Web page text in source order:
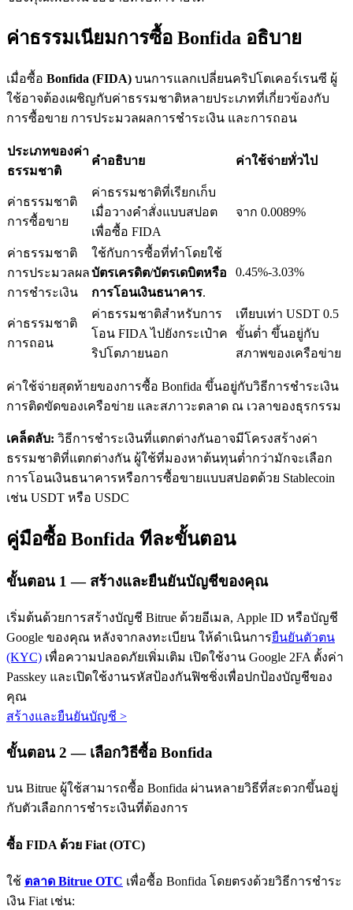
เงินกู้
บริการยืมเงินที่ได้รับการสนับสนุนจาก Crypto
ลงทุนอัตโนมัติ
คว้าผลกำไรระยะยาวและผลประโยชน์ที่ยืดหยุ่น
เรียนรู้ Staking
Bitrue AI
พันธมิตร Bitrue
พันธมิตร Bitrue
มากถึง 65% คอมมิชชั่น!
ค่าธรรมเนียมการซื้อ Bonfida อธิบาย
เมื่อซื้อ Bonfida (FIDA) บนการแลกเปลี่ยนคริปโตเคอร์เรนซี ผู้
ใช้อาจต้องเผชิญกับค่าธรรมชาติหลายประเภทที่เกี่ยวข้องกับ
การซื้อขาย การประมวลผลการชำระเงิน และการถอน
ประเภทของค่า
ธรรมชาติ
คำอธิบาย ค่าใช้จ่ายทั่วไป
ค่าธรรมชาติ
การซื้อขาย
ค่าธรรมชาติที่เรียกเก็บ
เมื่อวางคำสั่งแบบสปอต
เพื่อซื้อ FIDA
จาก 0.0089%
ค่าธรรมชาติ
การประมวลผล
การชำระเงิน
ใช้กับการซื้อที่ทำโดยใช้
บัตรเครดิต/บัตรเดบิตหรือ
การโอนเงินธนาคาร.
0.45%-3.03%
ค่าธรรมชาติ
การถอน
ค่าธรรมชาติสำหรับการ
โอน FIDA ไปยังกระเป๋าค
ริปโตภายนอก
เทียบเท่า USDT 0.5
ขั้นต่ำ ขึ้นอยู่กับ
สภาพของเครือข่าย
ค่าใช้จ่ายสุดท้ายของการซื้อ Bonfida ขึ้นอยู่กับวิธีการชำระเงิน
การติดขัดของเครือข่าย และสภาวะตลาด ณ เวลาของธุรกรรม
เคล็ดลับ: วิธีการชำระเงินที่แตกต่างกันอาจมีโครงสร้างค่า
ธรรมชาติที่แตกต่างกัน ผู้ใช้ที่มองหาต้นทุนต่ำกว่ามักจะเลือก
การโอนเงินธนาคารหรือการซื้อขายแบบสปอตด้วย Stablecoin
เช่น USDT หรือ USDC
คู่มือซื้อ Bonfida ทีละขั้นตอน
ขั้นตอน 1 — สร้างและยืนยันบัญชีของคุณ
เริ่มต้นด้วยการสร้างบัญชี Bitrue ด้วยอีเมล, Apple ID หรือบัญชี
Google ของคุณ หลังจากลงทะเบียน ให้ดำเนินการยืนยันตัวตน
(KYC) เพื่อความปลอดภัยเพิ่มเติม เปิดใช้งาน Google 2FA ตั้งค่า
Passkey และเปิดใช้งานรหัสป้องกันฟิชชิ่งเพื่อปกป้องบัญชีของ
คุณ
สร้างและยืนยันบัญชี >
ขั้นตอน 2 — เลือกวิธีซื้อ Bonfida
บน Bitrue ผู้ใช้สามารถซื้อ Bonfida ผ่านหลายวิธีที่สะดวกขึ้นอยู่
กับตัวเลือกการชำระเงินที่ต้องการ
ซื้อ FIDA ด้วย Fiat (OTC)
ใช้ ตลาด Bitrue OTC เพื่อซื้อ Bonfida โดยตรงด้วยวิธีการชำระ
เงิน Fiat เช่น: